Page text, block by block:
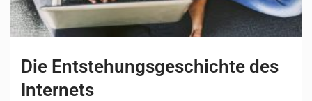
Die Entstehungsgeschichte des
Internets